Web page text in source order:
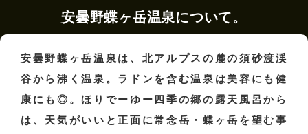
安曇野蝶ヶ岳温泉について。
安曇野蝶ヶ岳温泉は、北アルプスの麓の須砂渡渓
谷から沸く温泉。ラドンを含む温泉は美容にも健
康にも◎。ほりでーゆー四季の郷の露天風呂から
は、天気がいいと正面に常念岳・蝶ヶ岳を望む事